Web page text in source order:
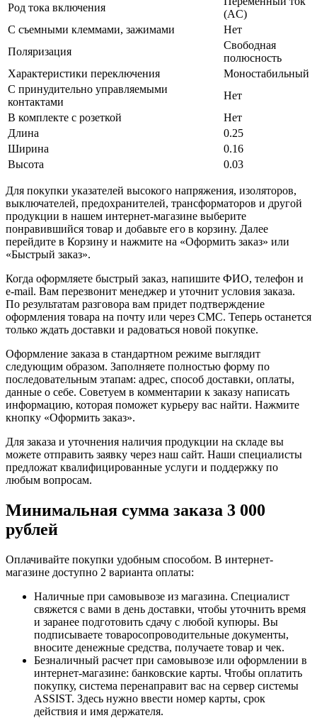
Род тока включения
(AC)
С съемными клеммами, зажимами
Нет
Поляризация
Свободная
полюсность
Характеристики переключения
Моностабильный
С принудительно управляемыми
контактами
Нет
В комплекте с розеткой
Нет
Длина
0.25
Ширина
0.16
Высота
0.03
Для покупки указателей высокого напряжения, изоляторов,
выключателей, предохранителей, трансформаторов и другой
продукции в нашем интернет-магазине выберите
понравившийся товар и добавьте его в корзину. Далее
перейдите в Корзину и нажмите на «Оформить заказ» или
«Быстрый заказ».
Когда оформляете быстрый заказ, напишите ФИО, телефон и
e-mail. Вам перезвонит менеджер и уточнит условия заказа.
По результатам разговора вам придет подтверждение
оформления товара на почту или через СМС. Теперь останется
только ждать доставки и радоваться новой покупке.
Оформление заказа в стандартном режиме выглядит
следующим образом. Заполняете полностью форму по
последовательным этапам: адрес, способ доставки, оплаты,
данные о себе. Советуем в комментарии к заказу написать
информацию, которая поможет курьеру вас найти. Нажмите
кнопку «Оформить заказ».
Для заказа и уточнения наличия продукции на складе вы
можете отправить заявку через наш сайт. Наши специалисты
предложат квалифицированные услуги и поддержку по
любым вопросам.
Минимальная сумма заказа 3 000
рублей
Оплачивайте покупки удобным способом. В интернет-
магазине доступно 2 варианта оплаты:
Наличные при самовывозе из магазина. Специалист
свяжется с вами в день доставки, чтобы уточнить время
и заранее подготовить сдачу с любой купюры. Вы
подписываете товаросопроводительные документы,
вносите денежные средства, получаете товар и чек.
Безналичный расчет при самовывозе или оформлении в
интернет-магазине: банковские карты. Чтобы оплатить
покупку, система перенаправит вас на сервер системы
ASSIST. Здесь нужно ввести номер карты, срок
действия и имя держателя.